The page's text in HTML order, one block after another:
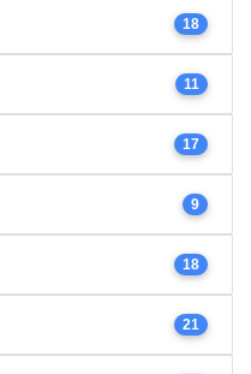
18
11
17
9
18
21